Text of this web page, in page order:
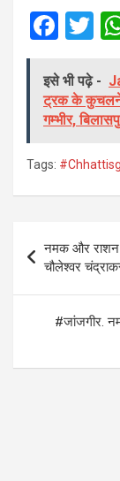
F
ce
b
o
o
k
T
tt
er
इसे भी पढ़े -
ट्रक के कुचलने
गम्भीर,
Tags:
navigation
नमक और राशन
चौलेश्वर
#जांजगीर.